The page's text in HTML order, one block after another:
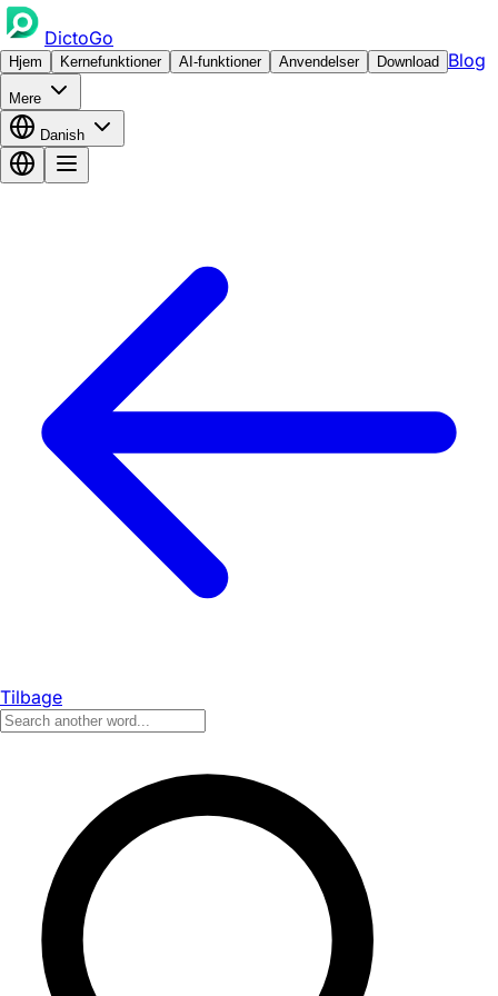
DictoGo
Hjem Kernefunktioner AI-funktioner Anvendelser Download Blog
Mere
Danish
Tilbage